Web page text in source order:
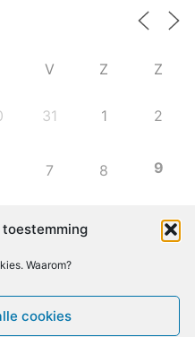
Waarom?
cookies
V Z Z
31 1 2
7 8 9
14 16